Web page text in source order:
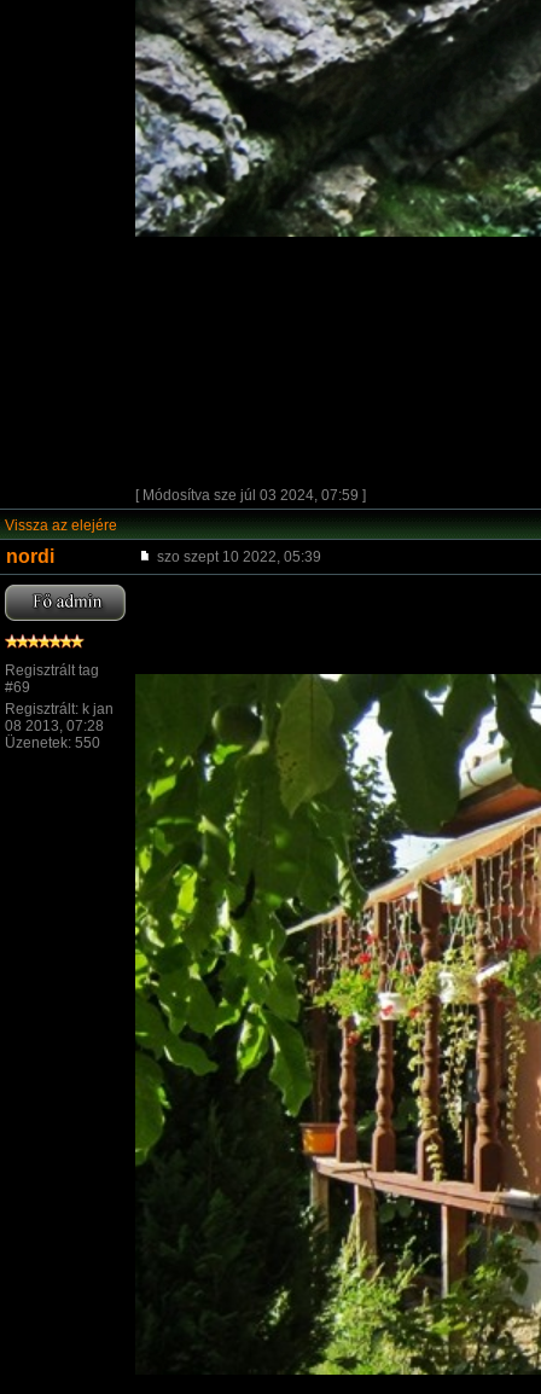
[ Módosítva sze júl 03 2024, 07:59 ]
Vissza az elejére
nordi szo szept 10 2022, 05:39
Regisztrált tag
#69
Regisztrált: k jan
08 2013, 07:28
Üzenetek: 550